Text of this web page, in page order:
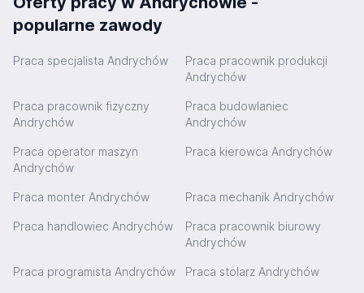
popularne zawody
Praca specjalista Andrychów
Praca pracownik produkcji
Andrychów
Praca pracownik fizyczny
Andrychów
Praca budowlaniec
Andrychów
Praca operator maszyn
Andrychów
Praca kierowca Andrychów
Praca monter Andrychów Praca mechanik Andrychów
Praca handlowiec Andrychów
Praca pracownik biurowy
Andrychów
Praca programista Andrychów Praca stolarz Andrychów